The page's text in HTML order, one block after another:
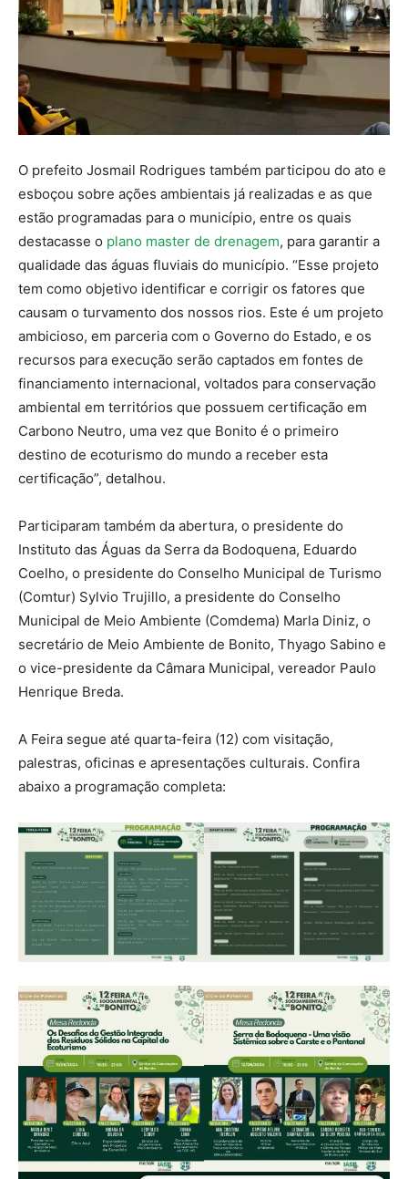
O prefeito Josmail Rodrigues também participou do ato e
esboçou sobre ações ambientais já realizadas e as que
estão programadas para o município, entre os quais
destacasse o plano master de drenagem, para garantir a
qualidade das águas fluviais do município. “Esse projeto
tem como objetivo identificar e corrigir os fatores que
causam o turvamento dos nossos rios. Este é um projeto
ambicioso, em parceria com o Governo do Estado, e os
recursos para execução serão captados em fontes de
financiamento internacional, voltados para conservação
ambiental em territórios que possuem certificação em
Carbono Neutro, uma vez que Bonito é o primeiro
destino de ecoturismo do mundo a receber esta
certificação”, detalhou.
Participaram também da abertura, o presidente do
Instituto das Águas da Serra da Bodoquena, Eduardo
Coelho, o presidente do Conselho Municipal de Turismo
(Comtur) Sylvio Trujillo, a presidente do Conselho
Municipal de Meio Ambiente (Comdema) Marla Diniz, o
secretário de Meio Ambiente de Bonito, Thyago Sabino e
o vice-presidente da Câmara Municipal, vereador Paulo
Henrique Breda.
A Feira segue até quarta-feira (12) com visitação,
palestras, oficinas e apresentações culturais. Confira
abaixo a programação completa: